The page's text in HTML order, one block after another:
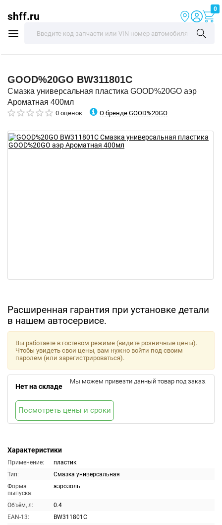
shff.ru
0
GOOD%20GO BW311801C
Смазка универсальная пластика GOOD%20GO аэр
Ароматная 400мл
0 оценок О бренде GOOD%20GO
Расширенная гарантия при установке детали
в нашем автосервисе.
Характеристики
Применение:
пластик
Тип:
Смазка универсальная
Форма
выпуска:
аэрозоль
Объём, л:
0.4
EAN-13:
BW311801C
Вы работаете в гостевом режиме (видите розничные цены).
Чтобы увидеть свои цены, вам нужно войти под своим
паролем (или зарегистрироваться).
Нет на складе
Мы можем привезти данный товар под заказ.
Посмотреть цены и сроки